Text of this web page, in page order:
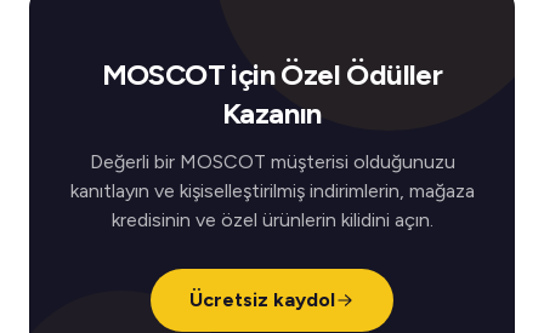
MOSCOT için Özel Ödüller
Kazanın
Değerli bir MOSCOT müşterisi olduğunuzu
kanıtlayın ve kişiselleştirilmiş indirimlerin, mağaza
kredisinin ve özel ürünlerin kilidini açın.
Ücretsiz kaydol